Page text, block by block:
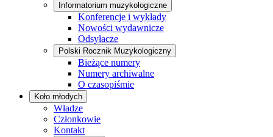
Informatorium muzykologiczne
Konferencje i wykłady
Nowości wydawnicze
Odsyłacze
Polski Rocznik Muzykologiczny
Bieżące numery
Numery archiwalne
O czasopiśmie
Koło młodych
Władze
Członkowie
Kontakt